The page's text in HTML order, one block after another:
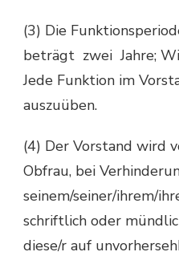
(3) Die
beträgt zwei Jahre;
Jede Funktion im
auszuüben.
(4) Der Vorstand wird
Obfrau, bei
seinem/seiner/ihrem/
schriftlich oder
diese/r auf